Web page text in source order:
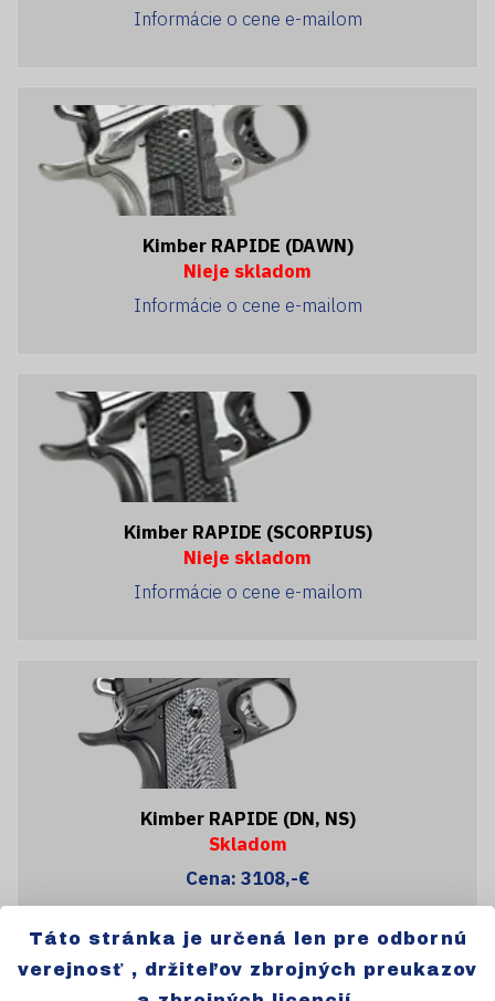
Informácie o cene e-mailom
Kimber RAPIDE (DAWN)
Nieje skladom
Informácie o cene e-mailom
Kimber RAPIDE (SCORPIUS)
Nieje skladom
Informácie o cene e-mailom
Kimber RAPIDE (DN, NS)
Skladom
Cena: 3108,-€
Táto stránka je určená len pre odbornú
verejnosť , držiteľov zbrojných preukazov